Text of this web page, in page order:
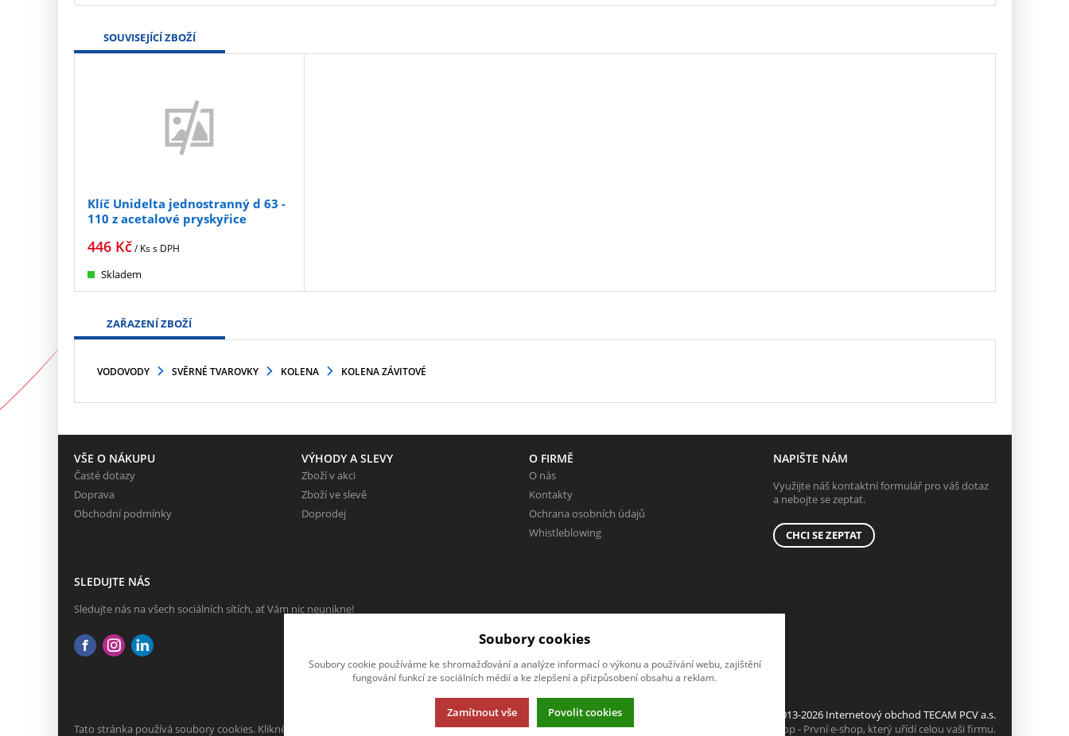
SOUVISEJÍCÍ ZBOŽÍ
Klíč Unidelta jednostranný d 63 -
110 z acetalové pryskyřice
446Kč/ Kss DPH
Skladem
ZAŘAZENÍ ZBOŽÍ
VODOVODY SVĚRNÉ TVAROVKY KOLENA KOLENA ZÁVITOVÉ
VŠE O NÁKUPU
Časté dotazy
Doprava
Obchodní podmínky
VÝHODY A SLEVY
Zboží v akci
Zboží ve slevě
Doprodej
O FIRMĚ
O nás
Kontakty
Ochrana osobních údajů
Whistleblowing
NAPIŠTE NÁM
Využijte náš kontaktní formulář pro váš dotaz
a nebojte se zeptat.
CHCI SE ZEPTAT
SLEDUJTE NÁS
Sledujte nás na všech sociálních sítích, ať Vám nic neunikne!
Tato stránka používá soubory cookies. Klikněte pro více informací.
© 2013-2026 Internetový obchod TECAM PCV a.s.
K2 e-shop - První e-shop, který uřídí celou vaši firmu.
Soubory cookies
Soubory cookie používáme ke shromažďování a analýze informací o výkonu a používání webu, zajištění
fungování funkcí ze sociálních médií a ke zlepšení a přizpůsobení obsahu a reklam.
Zamítnout vše Povolit cookies